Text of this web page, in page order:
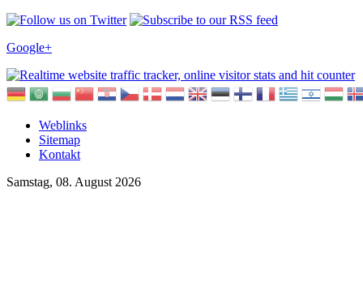
Google+
Weblinks
Sitemap
Kontakt
Samstag, 08. August 2026